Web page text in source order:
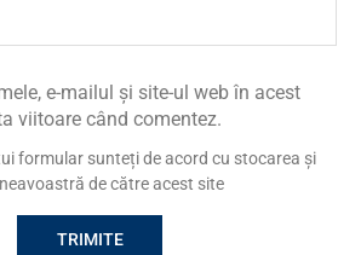
e-mailul și site-ul web în acest
viitoare când comentez.
formular sunteți de acord cu stocarea și
de către acest site